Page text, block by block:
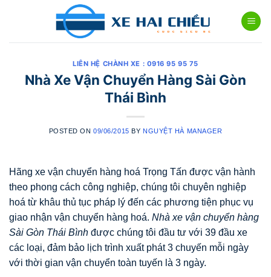
LIÊN HỆ CHÀNH XE : 0916 95 95 75
Nhà Xe Vận Chuyển Hàng Sài Gòn
Thái Bình
POSTED ON09/06/2015 BY NGUYỆT HÀ MANAGER
Hãng xe vận chuyển hàng hoá Trọng Tấn được vận hành
theo phong cách công nghiệp, chúng tôi chuyên nghiệp
hoá từ khâu thủ tục pháp lý đến các phương tiện phục vụ
giao nhận vận chuyển hàng hoá. Nhà xe vận chuyển hàng
Sài Gòn Thái Bình được chúng tôi đầu tư với 39 đầu xe
các loại, đảm bảo lịch trình xuất phát 3 chuyến mỗi ngày
với thời gian vận chuyển toàn tuyến là 3 ngày.